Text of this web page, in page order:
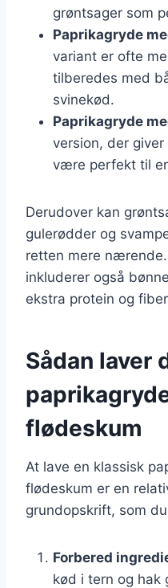
grøntsager som
Paprikagryde
variant er ofte
tilberedes med
svinekød.
Paprikagryde
version, der
være perfekt til
Derudover kan
gulerødder og
retten mere
inkluderer også
ekstra protein og
Sådan laver
flødeskum
At lave en klassisk
flødeskum er en
grundopskrift, som
Forbered
kød i tern og hak